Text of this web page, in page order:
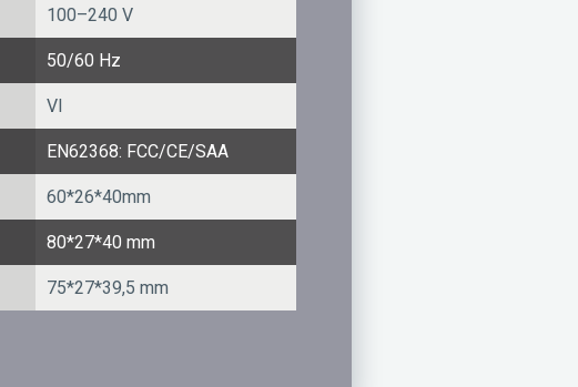
100–240 V
50/60 Hz
VI
EN62368: FCC/CE/SAA
60*26*40mm
80*27*40 mm
75*27*39,5 mm